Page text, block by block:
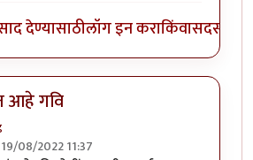
देण्यासाठीलॉग इन कराकिंवासदस्य व्हा
आहे गवि
19/08/2022 11:37